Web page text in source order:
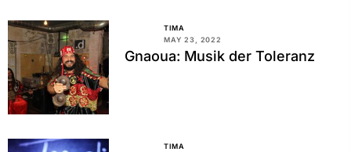
TIMA
MAY 23, 2022
Gnaoua: Musik der Toleranz
TIMA